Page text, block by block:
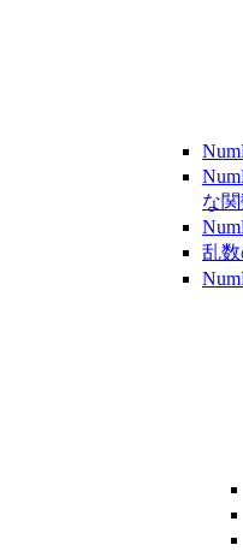
な
乱